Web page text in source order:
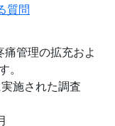
質問
管理の拡充およ
施された調査